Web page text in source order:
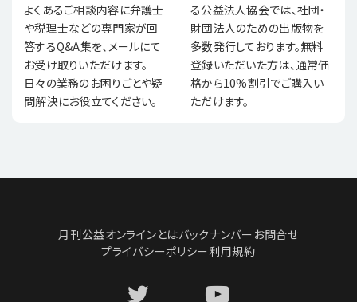
よくあるご相談内容に弁護士
や税理士などの専門家が回
答するQ&A集を、メールにて
お受け取りいただけます。
日々の業務のお困りごとや疑
問解決にお役立てください。
る公益法人協会では、社団・
財団法人のための出版物を
多数発行しております。無料
登録いただいた方は、通常価
格から10%割引でご購入い
ただけます。
月刊公益オンラインとはバックナンバー お問合せ
プライバシーポリシー利用規約